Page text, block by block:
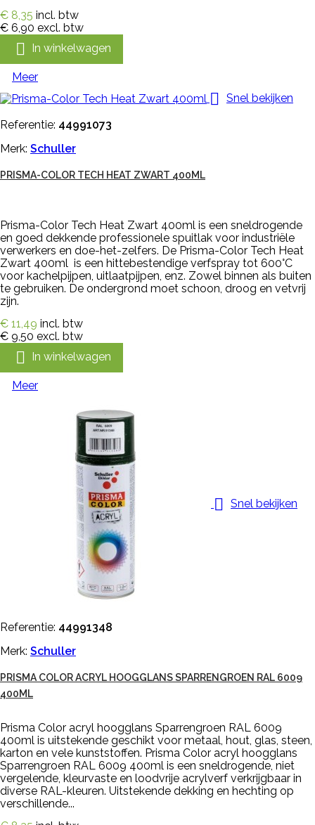
€ 8,35 incl. btw
€ 6,90 excl. btw
 In winkelwagen
Meer
 Snel bekijken
Referentie: 44991073
Merk: Schuller
PRISMA-COLOR TECH HEAT ZWART 400ML
Prisma-Color Tech Heat Zwart 400ml is een sneldrogende
en goed dekkende professionele spuitlak voor industriële
verwerkers en doe-het-zelfers. De Prisma-Color Tech Heat
Zwart 400ml is een hittebestendige verfspray tot 600°C
voor kachelpijpen, uitlaatpijpen, enz. Zowel binnen als buiten
te gebruiken. De ondergrond moet schoon, droog en vetvrij
zijn.
€ 11,49 incl. btw
€ 9,50 excl. btw
 In winkelwagen
Meer
 Snel bekijken
Referentie: 44991348
Merk: Schuller
PRISMA COLOR ACRYL HOOGGLANS SPARRENGROEN RAL 6009
400ML
Prisma Color acryl hoogglans Sparrengroen RAL 6009
400ml is uitstekende geschikt voor metaal, hout, glas, steen,
karton en vele kunststoffen. Prisma Color acryl hoogglans
Sparrengroen RAL 6009 400ml is een sneldrogende, niet
vergelende, kleurvaste en loodvrije acrylverf verkrijgbaar in
diverse RAL-kleuren. Uitstekende dekking en hechting op
verschillende...